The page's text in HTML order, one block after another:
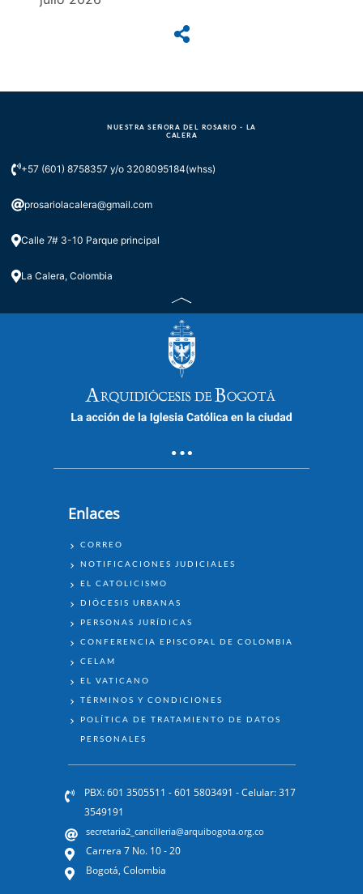
NUESTRA SEÑORA DEL ROSARIO - LA
CALERA
+57 (601) 8758357 y/o 3208095184(whss)
prosariolacalera@gmail.com
Calle 7# 3-10 Parque principal
La Calera, Colombia
Enlaces
ENLACES
CORREO
NOTIFICACIONES JUDICIALES
EL CATOLICISMO
DIÓCESIS URBANAS
PERSONAS JURÍDICAS
CONFERENCIA EPISCOPAL DE COLOMBIA
CELAM
EL VATICANO
TÉRMINOS Y CONDICIONES
POLÍTICA DE TRATAMIENTO DE DATOS
PERSONALES
PBX: 601 3505511 - 601 5803491 - Celular: 317
3549191
secretaria2_cancilleria@arquibogota.org.co
Carrera 7 No. 10 - 20
Bogotá, Colombia